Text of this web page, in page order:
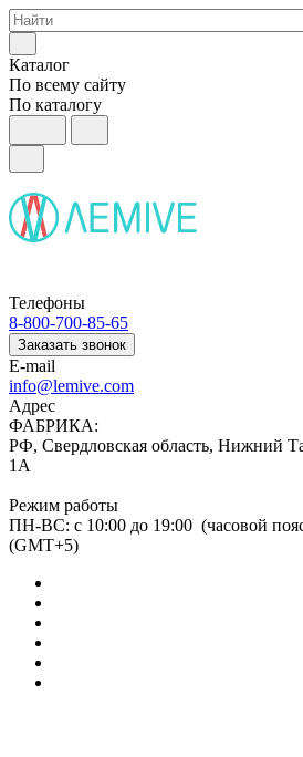
Каталог
По всему сайту
По каталогу
Телефоны
8-800-700-85-65
Заказать звонок
E-mail
info@lemive.com
Адрес
ФАБРИКА:
РФ, Свердловская область, Нижний
1А
Режим работы
ПН-ВС: с 10:00 до 19:00 (часовой
(GMT+5)